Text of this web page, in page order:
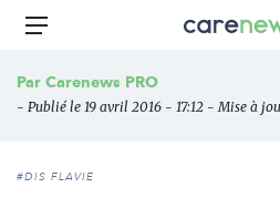
Aller
principal
Carenews,
des
Menu
Par Carenews PRO
- Publié le 19 avril 2016 - 17:12 - Mise à
#DIS FLAVIE